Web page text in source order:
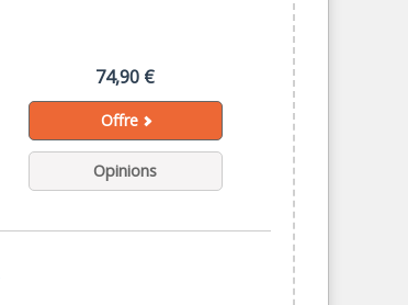
74,90 €
Offre
Opinions